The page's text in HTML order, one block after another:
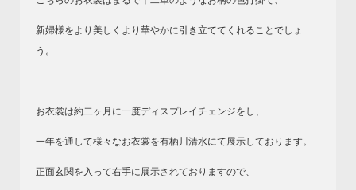
新婦様をより美しくより華やかに引き立ててくれることでしょ
う。
お衣裳は約二ヶ月に一度ディスプレイチェンジをし、
一年を通して様々なお衣裳を有栖川清水にて展示しております。
正面玄関を入って右手に展示されておりますので、